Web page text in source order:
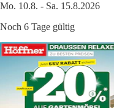
Mo. 10.8. - Sa. 15.8.2026
Noch 6 Tage gültig